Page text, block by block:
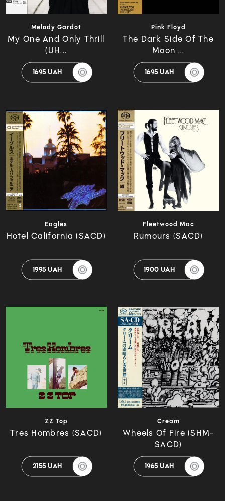
Melody Gardot
My One And Only Thrill
(UH...
1695 UAH
Pink Floyd
The Dark Side Of The
Moon ...
1695 UAH
Eagles
Hotel California (SACD)
1995 UAH
Fleetwood Mac
Rumours (SACD)
1900 UAH
ZZ Top
Tres Hombres (SACD)
2155 UAH
Cream
Wheels Of Fire (SHM-
SACD)
1965 UAH